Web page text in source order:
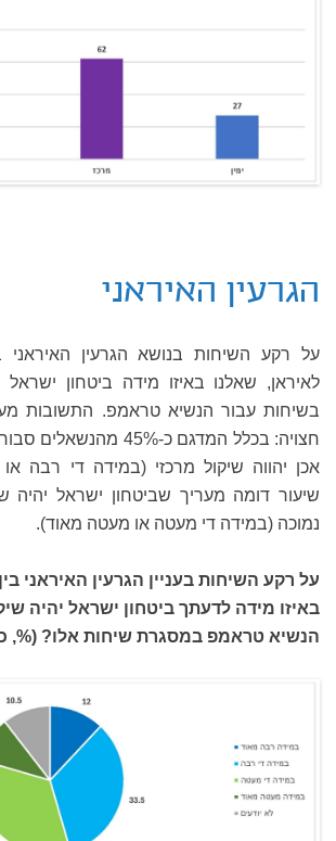
הגרעין האיראני
על רקע השיחות בנושא הגרעין האיראני
לאיראן, שאלנו באיזו מידה ביטחון ישראל
בשיחות עבור הנשיא טראמפ. התשובות
חצויה: בכלל המדגם כ-45%
אכן יהווה שיקול מרכזי (במידה די רבה
שיעור דומה מעריך שביטחון ישראל יהיה
נמוכה (במידה די מעטה או מעטה מאוד).
על רקע השיחות בעניין הגרעין האיראני
באיזו מידה לדעתך ביטחון ישראל יהיה
הנשיא טראמפ במסגרת שיחות אלו? (%,